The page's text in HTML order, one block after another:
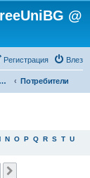
@
Влез
Регистрация
Потребители
N O P Q R S T U